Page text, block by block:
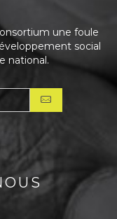
une foule
social
national.